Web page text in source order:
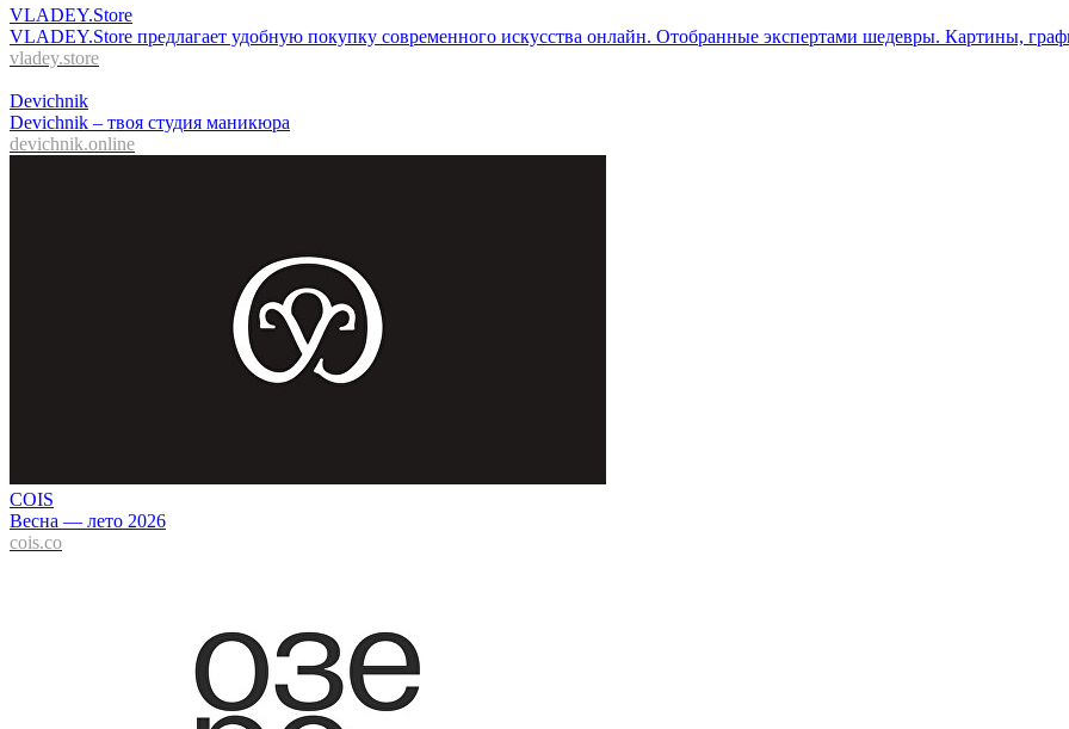
VLADEY.Store
VLADEY.Store предлагает удобную покупку современного искусства онлайн. Отобранные экспертами шедевры. Картины,
vladey.store
Devichnik
Devichnik – твоя студия маникюра
devichnik.online
COIS
Весна — лето 2026
cois.co